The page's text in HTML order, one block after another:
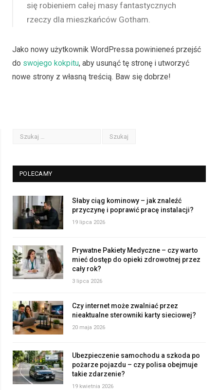
się robieniem całej masy fantastycznych
rzeczy dla mieszkańców Gotham.
Jako nowy użytkownik WordPressa powinieneś przejść
do swojego kokpitu, aby usunąć tę stronę i utworzyć
nowe strony z własną treścią. Baw się dobrze!
POLECAMY
Słaby ciąg kominowy – jak znaleźć
przyczynę i poprawić pracę instalacji?
19 lipca 2026
Prywatne Pakiety Medyczne – czy warto
mieć dostęp do opieki zdrowotnej przez
cały rok?
3 lipca 2026
Czy internet może zwalniać przez
nieaktualne sterowniki karty sieciowej?
20 maja 2026
Ubezpieczenie samochodu a szkoda po
pożarze pojazdu – czy polisa obejmuje
takie zdarzenie?
19 kwietnia 2026